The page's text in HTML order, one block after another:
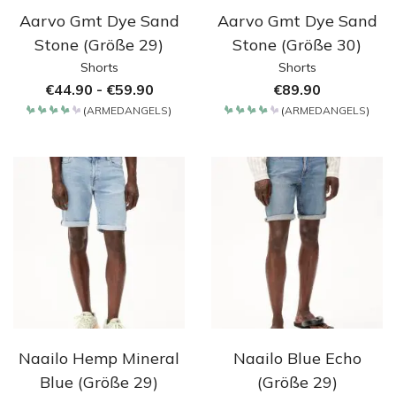
Aarvo Gmt Dye Sand
Stone (Größe 29)
Shorts
€44.90 - €59.90
(ARMEDANGELS)
Aarvo Gmt Dye Sand
Stone (Größe 30)
Shorts
€89.90
(ARMEDANGELS)
Naailo Hemp Mineral
Blue (Größe 29)
Naailo Blue Echo
(Größe 29)